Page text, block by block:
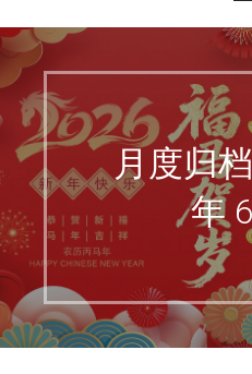
月度归
年